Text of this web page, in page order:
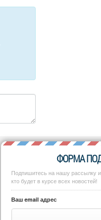
ФОРМА
Подпишитесь на нашу рассылку
кто будет в курсе всех новостей!
Ваш email адрес